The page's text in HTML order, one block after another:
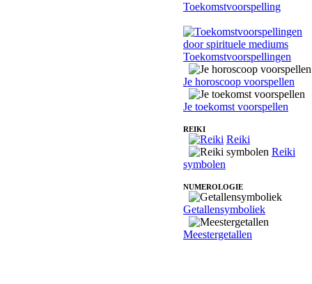
Toekomstvoorspelling
Toekomstvoorspellingen
Je horoscoop voorspellen
Je toekomst voorspellen
REIKI
Reiki
Reiki
symbolen
NUMEROLOGIE
Getallensymboliek
Meestergetallen